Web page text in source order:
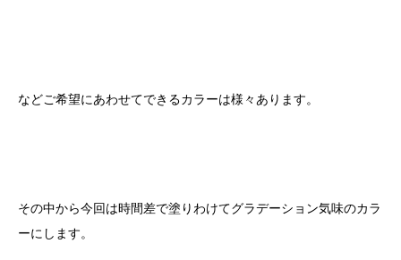
などご希望にあわせてできるカラーは様々あります。
その中から今回は時間差で塗りわけてグラデーション気味のカラ
ーにします。